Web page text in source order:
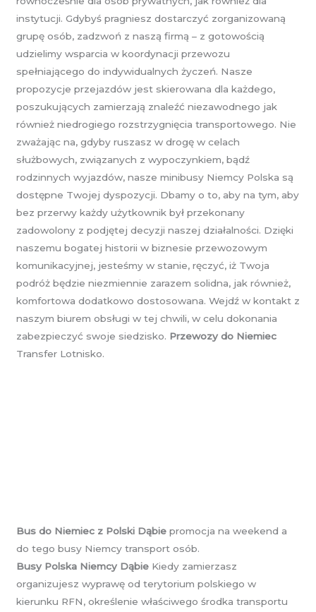
instytucji. Gdybyś pragniesz dostarczyć zorganizowaną
grupę osób, zadzwoń z naszą firmą – z gotowością
udzielimy wsparcia w koordynacji przewozu
spełniającego do indywidualnych życzeń. Nasze
propozycje przejazdów jest skierowana dla każdego,
poszukujących zamierzają znaleźć niezawodnego jak
również niedrogiego rozstrzygnięcia transportowego. Nie
zważając na, gdyby ruszasz w drogę w celach
służbowych, związanych z wypoczynkiem, bądź
rodzinnych wyjazdów, nasze minibusy Niemcy Polska są
dostępne Twojej dyspozycji. Dbamy o to, aby na tym, aby
bez przerwy każdy użytkownik był przekonany
zadowolony z podjętej decyzji naszej działalności. Dzięki
naszemu bogatej historii w biznesie przewozowym
komunikacyjnej, jesteśmy w stanie, ręczyć, iż Twoja
podróż będzie niezmiennie zarazem solidna, jak również,
komfortowa dodatkowo dostosowana. Wejdź w kontakt z
naszym biurem obsługi w tej chwili, w celu dokonania
zabezpieczyć swoje siedzisko. Przewozy do Niemiec
Transfer Lotnisko.
Bus do Niemiec z Polski Dąbie promocja na weekend a
do tego busy Niemcy transport osób.
Busy Polska Niemcy Dąbie Kiedy zamierzasz
organizujesz wyprawę od terytorium polskiego w
kierunku RFN, określenie właściwego środka transportu